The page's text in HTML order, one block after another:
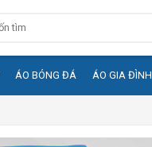
ÁO BÓNG ĐÁ ÁO GIA ĐÌNH